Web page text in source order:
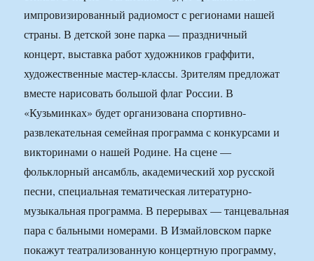
импровизированный радиомост с регионами нашей
страны. В детской зоне парка — праздничный
концерт, выставка работ художников граффити,
художественные мастер-классы. Зрителям предложат
вместе нарисовать большой флаг России. В
«Кузьминках» будет организована спортивно-
развлекательная семейная программа с конкурсами и
викторинами о нашей Родине. На сцене —
фольклорный ансамбль, академический хор русской
песни, специальная тематическая литературно-
музыкальная программа. В перерывах — танцевальная
пара с бальными номерами. В Измайловском парке
покажут театрализованную концертную программу,